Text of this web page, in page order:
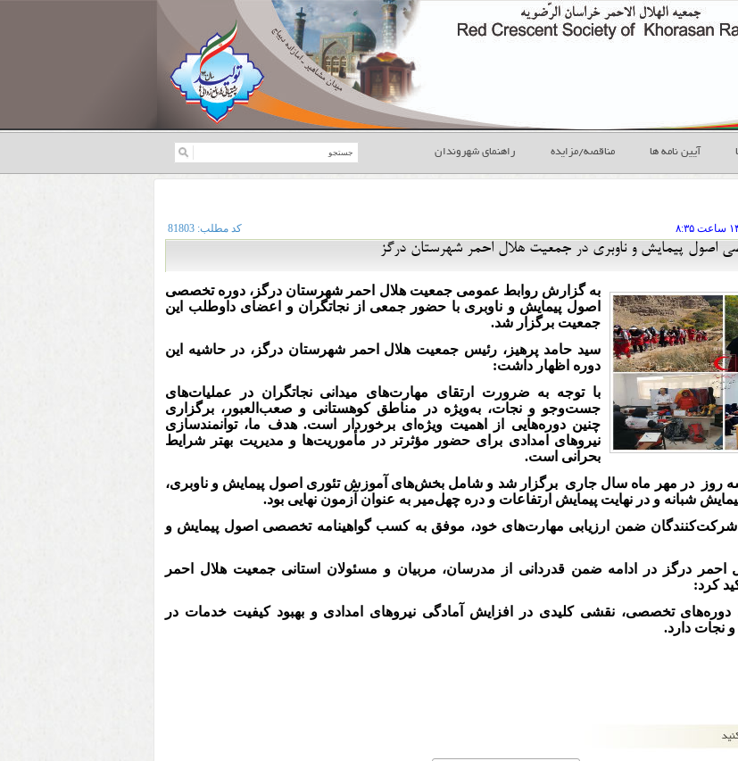
آیین نامه ها مناقصه/مزایده راهنمای شهروندان
ساعت ۸:۳۵ کد مطلب: 81803
اصول پیمایش و ناوبری در جمعیت هلال احمر شهرستان درگز
به گزارش روابط عمومی جمعیت هلال احمر شهرستان درگز، دوره تخصصی
اصول پیمایش و ناوبری با حضور جمعی از نجاتگران و اعضای داوطلب این
جمعیت برگزار شد.
سید حامد پرهیز، رئیس جمعیت هلال احمر شهرستان درگز، در حاشیه این
دوره اظهار داشت:
با توجه به ضرورت ارتقای مهارت‌های میدانی نجاتگران در عملیات‌های
جست‌وجو و نجات، به‌ویژه در مناطق کوهستانی و صعب‌العبور، برگزاری
چنین دوره‌هایی از اهمیت ویژه‌ای برخوردار است. هدف ما، توانمندسازی
نیروهای امدادی برای حضور مؤثرتر در مأموریت‌ها و مدیریت بهتر شرایط
بحرانی است.
روز
در مهر ماه سال جاری برگزار شد و شامل بخش‌های آموزش تئوری اصول پیمایش و ناوبری،
شبانه و در نهایت پیمایش ارتفاعات و دره چهل‌میر به عنوان آزمون نهایی بود.
شرکت‌کنندگان ضمن ارزیابی مهارت‌های خود، موفق به کسب گواهینامه تخصصی اصول پیمایش و
درگز در ادامه ضمن قدردانی از مدرسان، مربیان و مسئولان استانی جمعیت هلال احمر
کرد:
دوره‌های تخصصی، نقشی کلیدی در افزایش آمادگی نیروهای امدادی و بهبود کیفیت خدمات در
نجات دارد.